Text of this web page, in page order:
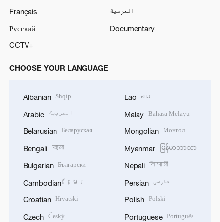
Français
العربية
Русский
Documentary
CCTV+
CHOOSE YOUR LANGUAGE
Albanian Shqip
Arabic العربية
Belarusian Беларуская
Bengali বাংলা
Bulgarian Български
Cambodian ខ្មែរ
Croatian Hrvatski
Czech Český
Lao ລາວ
Malay Bahasa Melayu
Mongolian Монгол
Myanmar မြန်မာဘာသာ
Nepali नेपाली
Persian فارسی
Polish Polski
Portuguese Português